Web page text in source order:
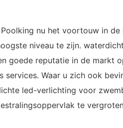
nu het voortouw in
niveau te zijn.
goede reputatie in de markt
services. Waar u zich ook
led-verlichting voor
te